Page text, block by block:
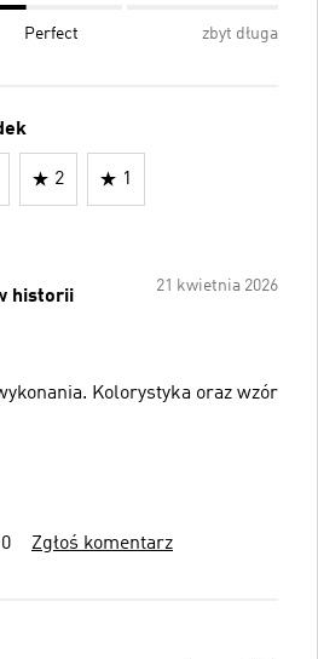
Perfect zbyt długa
2 1
21 kwietnia 2026
historii
Kolorystyka oraz wzór
0 Zgłoś komentarz